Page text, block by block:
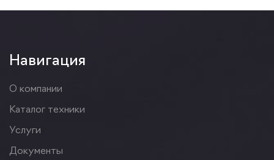
Навигация
О компании
Каталог техники
Услуги
Документы